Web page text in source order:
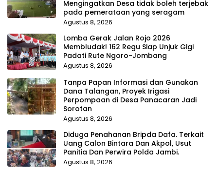
Mengingatkan Desa tidak boleh terjebak
pada pemerataan yang seragam
Agustus 8, 2026
Lomba Gerak Jalan Rojo 2026
Membludak! 162 Regu Siap Unjuk Gigi
Padati Rute Ngoro-Jombang
Agustus 8, 2026
Tanpa Papan Informasi dan Gunakan
Dana Talangan, Proyek Irigasi
Perpompaan di Desa Panacaran Jadi
Sorotan
Agustus 8, 2026
Diduga Penahanan Bripda Dafa. Terkait
Uang Calon Bintara Dan Akpol, Usut
Panitia Dan Perwira Polda Jambi.
Agustus 8, 2026